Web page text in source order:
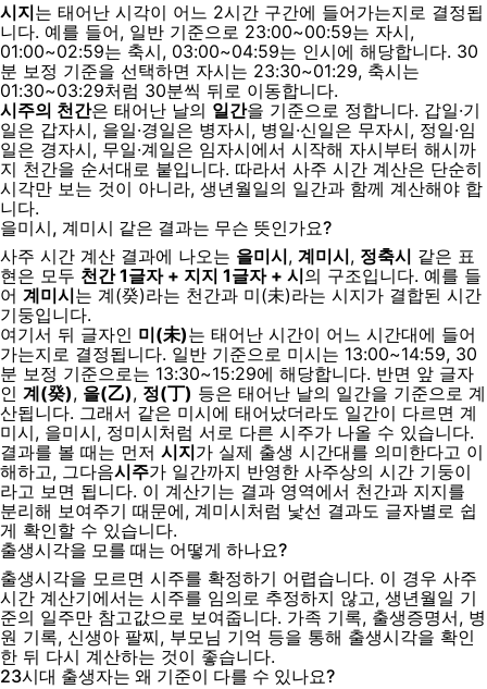
시지는 태어난 시각이 어느 2시간 구간에 들어가는지로 결정됩
니다. 예를 들어, 일반 기준으로 23:00~00:59는 자시,
01:00~02:59는 축시, 03:00~04:59는 인시에 해당합니다. 30
분 보정 기준을 선택하면 자시는 23:30~01:29, 축시는
01:30~03:29처럼 30분씩 뒤로 이동합니다.
시주의 천간은 태어난 날의 일간을 기준으로 정합니다. 갑일·기
일은 갑자시, 을일·경일은 병자시, 병일·신일은 무자시, 정일·임
일은 경자시, 무일·계일은 임자시에서 시작해 자시부터 해시까
지 천간을 순서대로 붙입니다. 따라서 사주 시간 계산은 단순히
시각만 보는 것이 아니라, 생년월일의 일간과 함께 계산해야 합
니다.
을미시, 계미시 같은 결과는 무슨 뜻인가요?
사주 시간 계산 결과에 나오는 을미시, 계미시, 정축시 같은 표
현은 모두 천간 1글자 + 지지 1글자 + 시의 구조입니다. 예를 들
어 계미시는 계(癸)라는 천간과 미(未)라는 시지가 결합된 시간
기둥입니다.
여기서 뒤 글자인 미(未)는 태어난 시간이 어느 시간대에 들어
가는지로 결정됩니다. 일반 기준으로 미시는 13:00~14:59, 30
분 보정 기준으로는 13:30~15:29에 해당합니다. 반면 앞 글자
인 계(癸), 을(乙), 정(丁) 등은 태어난 날의 일간을 기준으로 계
산됩니다. 그래서 같은 미시에 태어났더라도 일간이 다르면 계
미시, 을미시, 정미시처럼 서로 다른 시주가 나올 수 있습니다.
결과를 볼 때는 먼저 시지가 실제 출생 시간대를 의미한다고 이
해하고, 그다음시주가 일간까지 반영한 사주상의 시간 기둥이
라고 보면 됩니다. 이 계산기는 결과 영역에서 천간과 지지를
분리해 보여주기 때문에, 계미시처럼 낯선 결과도 글자별로 쉽
게 확인할 수 있습니다.
출생시각을 모를 때는 어떻게 하나요?
출생시각을 모르면 시주를 확정하기 어렵습니다. 이 경우 사주
시간 계산기에서는 시주를 임의로 추정하지 않고, 생년월일 기
준의 일주만 참고값으로 보여줍니다. 가족 기록, 출생증명서, 병
원 기록, 신생아 팔찌, 부모님 기억 등을 통해 출생시각을 확인
한 뒤 다시 계산하는 것이 좋습니다.
23시대 출생자는 왜 기준이 다를 수 있나요?